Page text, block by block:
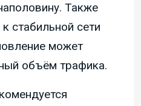
Также
стабильной сети
может
объём трафика.